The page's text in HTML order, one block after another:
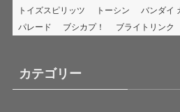
トイズスピリッツ
トーシン バンダイ
パレード
ブシカプ！ ブライトリンク
カテゴリー